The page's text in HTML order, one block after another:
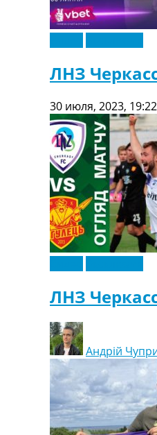
ЛНЗ
30 июля, 2023, 19:22
ЛНЗ
Андрій